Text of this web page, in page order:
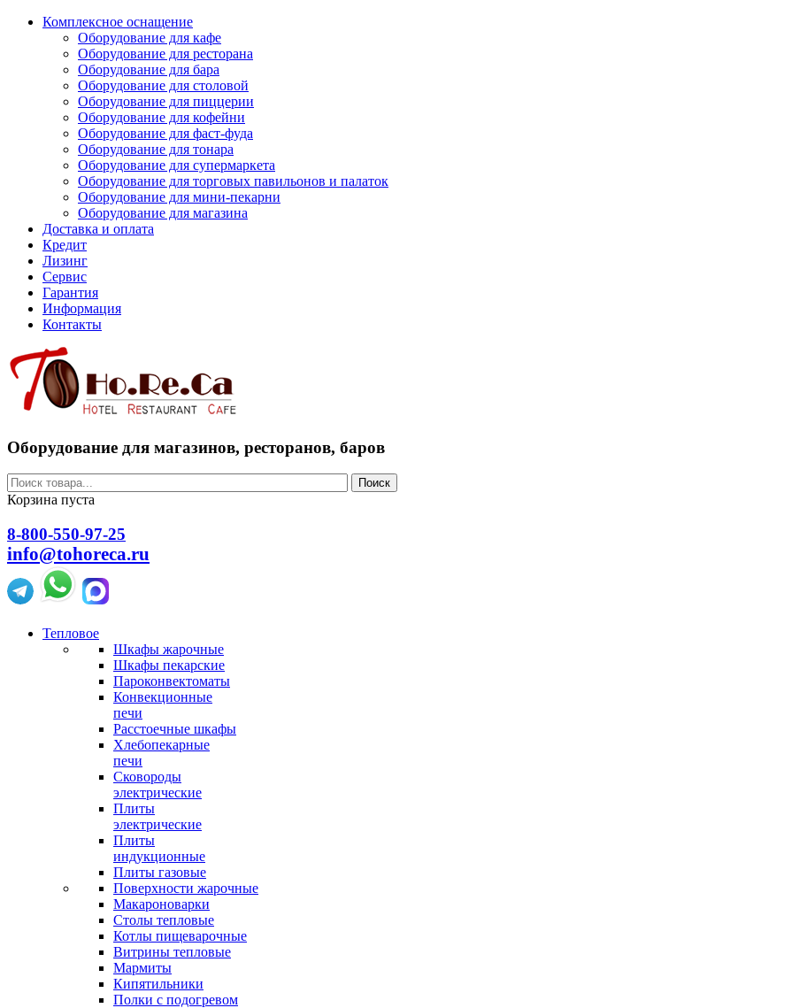
Комплексное оснащение
Оборудование для кафе
Оборудование для ресторана
Оборудование для бара
Оборудование для столовой
Оборудование для пиццерии
Оборудование для кофейни
Оборудование для фаст-фуда
Оборудование для тонара
Оборудование для супермаркета
Оборудование для торговых павильонов и палаток
Оборудование для мини-пекарни
Оборудование для магазина
Доставка и оплата
Кредит
Лизинг
Сервис
Гарантия
Информация
Контакты
Оборудование для магазинов, ресторанов, баров
Поиск
Корзина пуста
8-800-550-97-25
info@tohoreca.ru
Тепловое
Шкафы жарочные
Шкафы пекарские
Пароконвектоматы
Конвекционные
печи
Расстоечные шкафы
Хлебопекарные
печи
Сковороды
электрические
Плиты
электрические
Плиты
индукционные
Плиты газовые
Поверхности жарочные
Макароноварки
Столы тепловые
Котлы пищеварочные
Витрины тепловые
Мармиты
Кипятильники
Полки с подогревом